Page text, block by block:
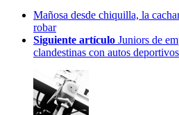
Mañosa desde chiquilla, la
robar
Siguiente artículo Juniors de
clandestinas con autos deportivos